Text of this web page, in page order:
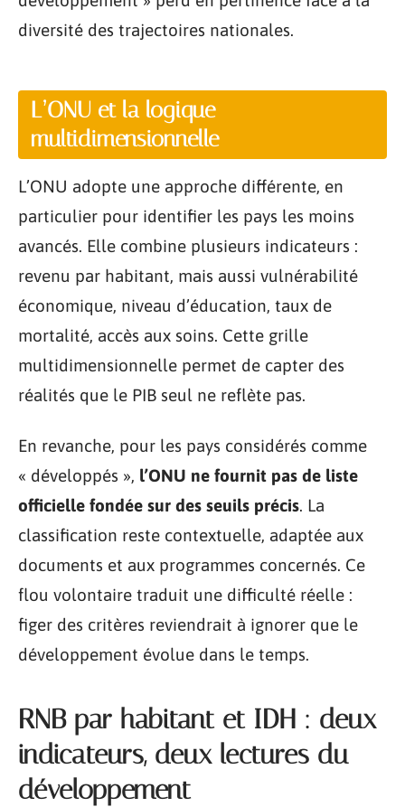
diversité des trajectoires nationales.
L’ONU et la logique
multidimensionnelle
L’ONU adopte une approche différente, en
particulier pour identifier les pays les moins
avancés. Elle combine plusieurs indicateurs :
revenu par habitant, mais aussi vulnérabilité
économique, niveau d’éducation, taux de
mortalité, accès aux soins. Cette grille
multidimensionnelle permet de capter des
réalités que le PIB seul ne reflète pas.
En revanche, pour les pays considérés comme
« développés », l’ONU ne fournit pas de liste
officielle fondée sur des seuils précis. La
classification reste contextuelle, adaptée aux
documents et aux programmes concernés. Ce
flou volontaire traduit une difficulté réelle :
figer des critères reviendrait à ignorer que le
développement évolue dans le temps.
RNB par habitant et IDH : deux
indicateurs, deux lectures du
développement